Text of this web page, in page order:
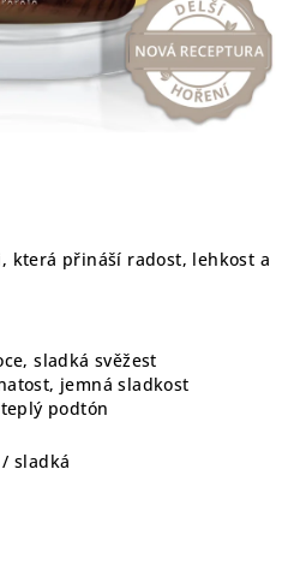
která přináší radost, lehkost a
sladká svěžest
jemná sladkost
podtón
sladká